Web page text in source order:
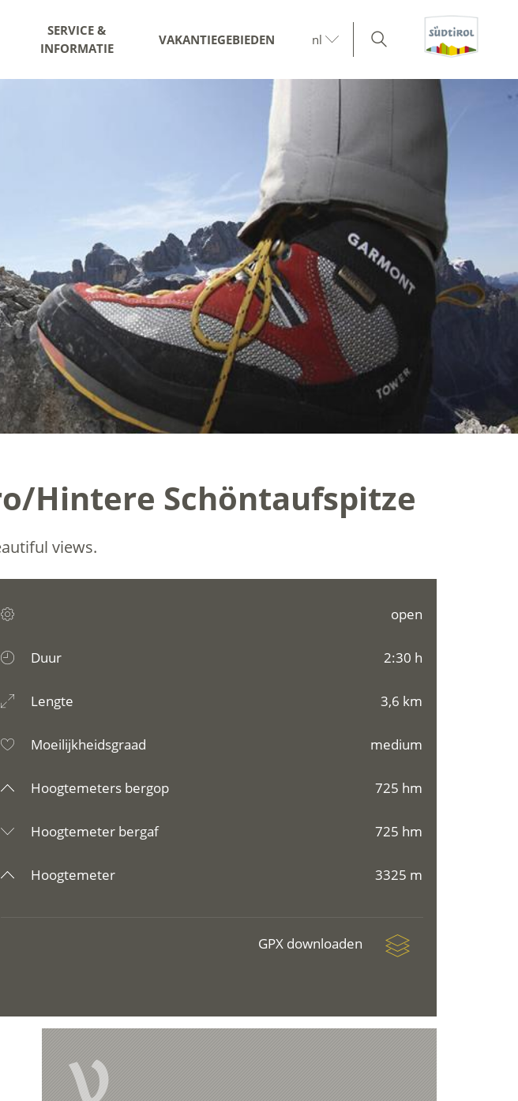
SERVICE &
INFORMATIE
VAKANTIEGEBIEDEN nl
Hintere Schöntaufspitze
views.
open
Duur 2:30 h
Lengte 3,6 km
Moeilijkheidsgraad medium
Hoogtemeters bergop 725 hm
Hoogtemeter bergaf 725 hm
Hoogtemeter 3325 m
GPX downloaden